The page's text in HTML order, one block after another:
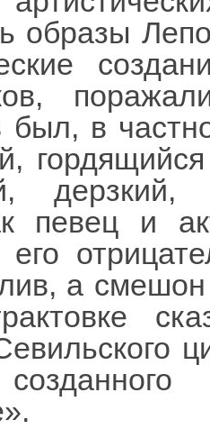
образы
был, в
певец и
его
а